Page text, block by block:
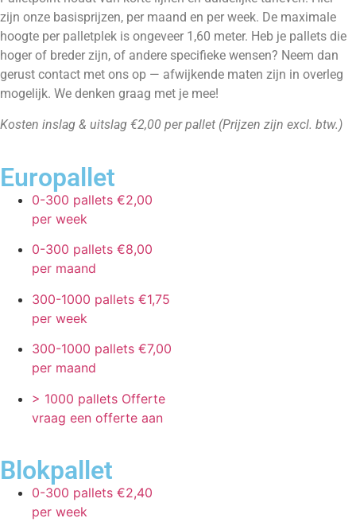
zijn onze basisprijzen, per maand en per week. De maximale
hoogte per palletplek is ongeveer 1,60 meter. Heb je pallets die
hoger of breder zijn, of andere specifieke wensen? Neem dan
gerust contact met ons op — afwijkende maten zijn in overleg
mogelijk. We denken graag met je mee!
Kosten inslag & uitslag €2,00 per pallet (Prijzen zijn excl. btw.)
Europallet
0-300 pallets €2,00
per week
0-300 pallets €8,00
per maand
300-1000 pallets €1,75
per week
300-1000 pallets €7,00
per maand
> 1000 pallets Offerte
vraag een offerte aan
Blokpallet
0-300 pallets €2,40
per week